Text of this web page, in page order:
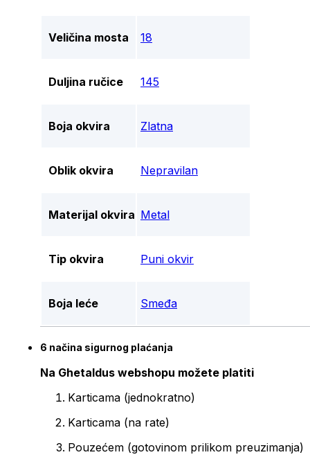
Veličina mosta 18
Duljina ručice 145
Boja okvira Zlatna
Oblik okvira Nepravilan
Materijal okvira Metal
Tip okvira Puni okvir
Boja leće Smeđa
6 načina sigurnog plaćanja
Na Ghetaldus webshopu možete platiti
Karticama (jednokratno)
Karticama (na rate)
Pouzećem (gotovinom prilikom preuzimanja)